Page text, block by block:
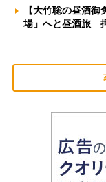
【大竹聡の昼酒
場」へと昼酒旅